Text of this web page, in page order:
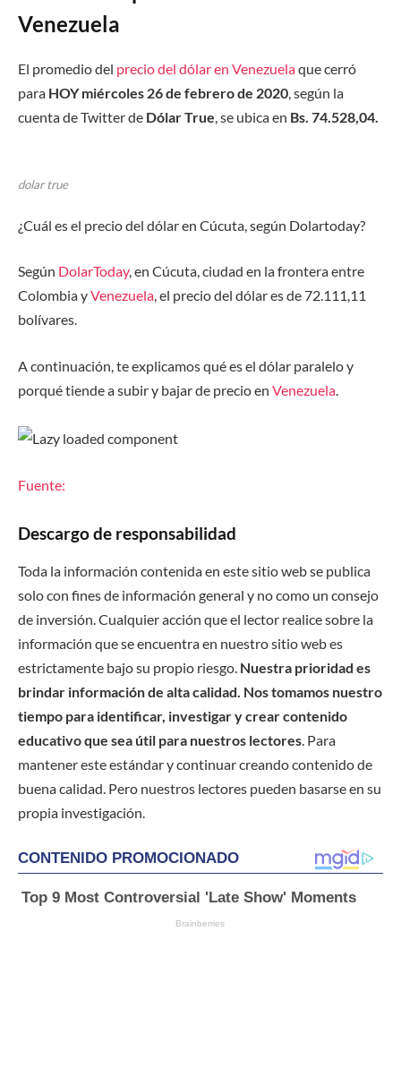
Venezuela
El promedio del precio del dólar en Venezuelaque cerró
para HOY miércoles 26 de febrero de 2020, según la
cuenta de Twitter de Dólar True, se ubica en Bs. 74.528,04.
dolar true
¿Cuál es el precio del dólar en Cúcuta, según Dolartoday?
Según DolarToday, en Cúcuta, ciudad en la frontera entre
Colombia yVenezuela, el precio del dólar es de 72.111,11
bolívares.
A continuación, te explicamos qué es el dólar paralelo y
porqué tiende a subir y bajar de precio en Venezuela.
Fuente:
Descargo de responsabilidad
Toda la información contenida en este sitio web se publica
solo con fines de información general y no como un consejo
de inversión. Cualquier acción que el lector realice sobre la
información que se encuentra en nuestro sitio web es
estrictamente bajo su propio riesgo. Nuestra prioridad es
brindar información de alta calidad. Nos tomamos nuestro
tiempo para identificar, investigar y crear contenido
educativo que sea útil para nuestros lectores. Para
mantener este estándar y continuar creando contenido de
buena calidad. Pero nuestros lectores pueden basarse en su
propia investigación.